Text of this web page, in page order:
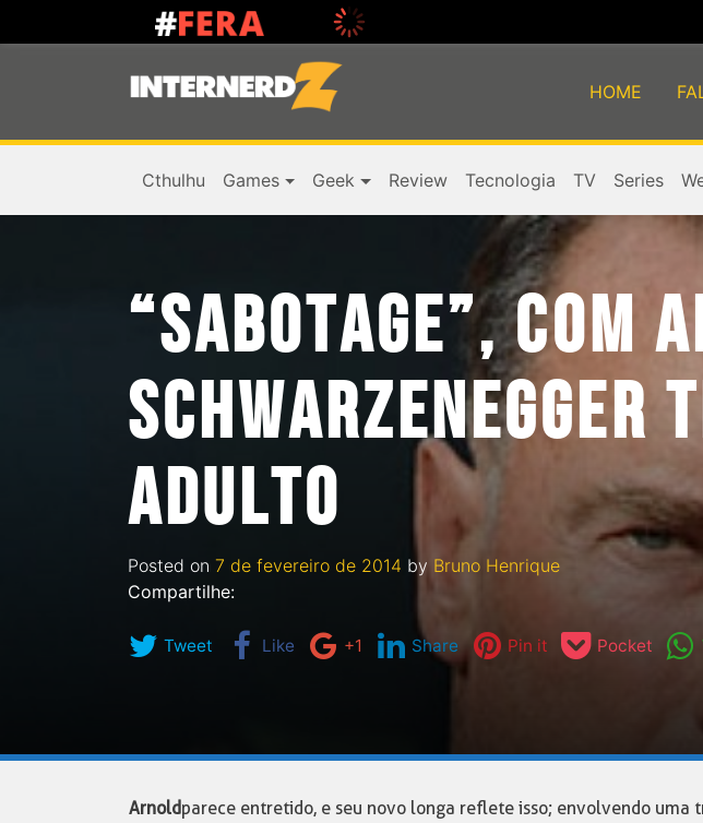
HOME
Cthulhu Games Geek Review Tecnologia TV Series
“SABOTAGE”, COM
SCHWARZENEGGER
ADULTO
Posted on 7 de fevereiro de 2014 by Bruno Henrique
Compartilhe:
Tweet Like +1 Share Pin it Pocket
Arnoldparece entretido, e seu novo longa reflete isso; envolvendo uma